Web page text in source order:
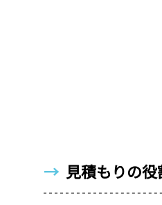
→ 見積もりの